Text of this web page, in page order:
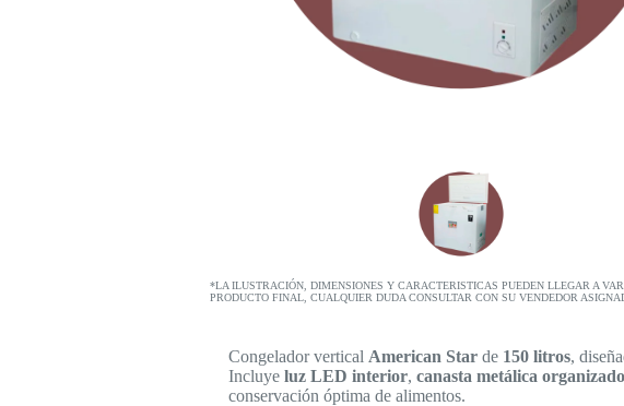
*LA ILUSTRACIÓN, DIMENSIONES Y CARACTERISTICAS PUEDEN LLEGAR A
PRODUCTO FINAL, CUALQUIER DUDA CONSULTAR CON SU VENDEDOR
Congelador vertical American Starde 150 litros,
Incluye luz LED interior, canasta metálica
conservación óptima de alimentos.